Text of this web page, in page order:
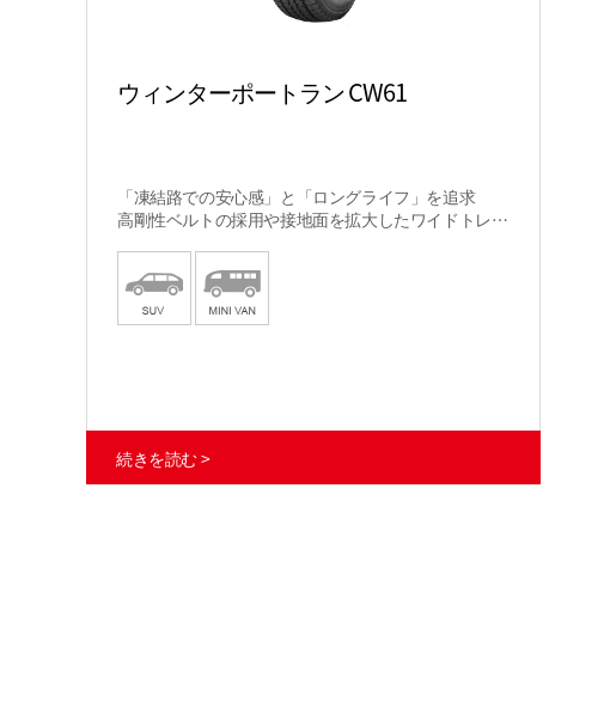
ウィンターポートラン CW61
「凍結路での安心感」と「ロングライフ」を追求
高剛性ベルトの採用や接地面を拡大したワイドトレッ
安全性と経済性を妥協しない商用バン専用スタッドレ
スタイヤ。
続きを読む >